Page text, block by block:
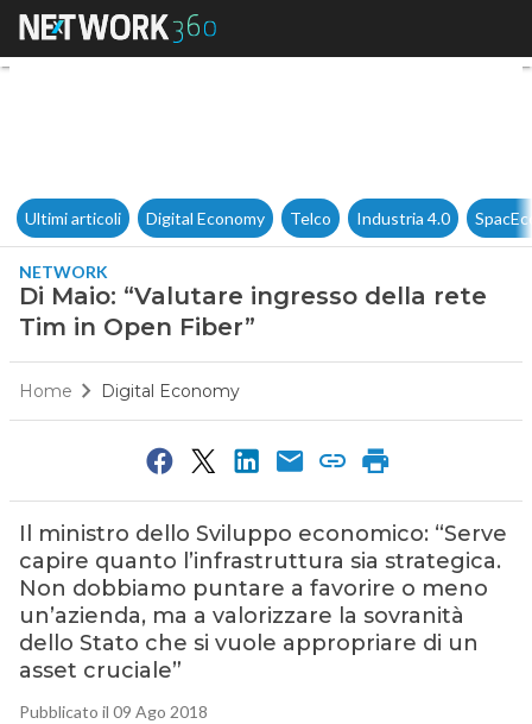
Di Maio: “Valutare ingresso
Ultimi articoli Digital Economy Telco Industria 4.0
NETWORK
Di Maio: “Valutare ingresso della rete
Tim in Open Fiber”
Home Digital Economy
Il ministro dello Sviluppo economico: “Serve
capire quanto l’infrastruttura sia strategica.
Non dobbiamo puntare a favorire o meno
un’azienda, ma a valorizzare la sovranità
dello Stato che si vuole appropriare di un
asset cruciale”
Pubblicato il 09 Ago 2018